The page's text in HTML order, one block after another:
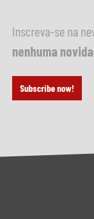
Inscreva-se na
nenhuma
Subscribe now!